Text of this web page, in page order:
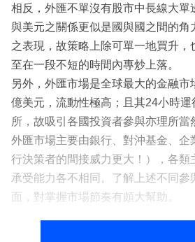
相反，外匯不單沒有股市中長線大單
與美元之關係更似是國與國之間的角
之表現，故策略上除可單一地買升，
至在一段不短的時間內專炒上落。
另外，外匯市場是全球最大的金融
億美元，流動性極高；且其24小時
所，故吸引各國投資者參與亦理所當
外匯市場主要由銀行、對沖基金、企
行決策者的間接威力更大！），各類
承受能力各不相同。了解上述不同參
面，對掌握市場節奏有頗大幫助。